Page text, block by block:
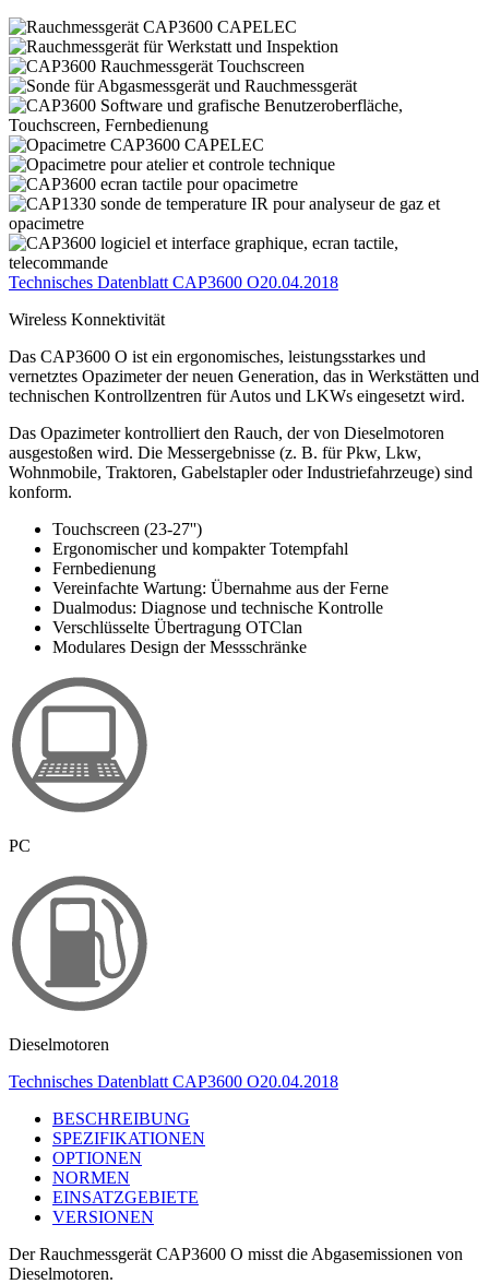
Technisches Datenblatt CAP3600 O20.04.2018
Wireless Konnektivität
Das CAP3600 O ist ein ergonomisches, leistungsstarkes und
vernetztes Opazimeter der neuen Generation, das in Werkstätten und
technischen Kontrollzentren für Autos und LKWs eingesetzt wird.
Das Opazimeter kontrolliert den Rauch, der von Dieselmotoren
ausgestoßen wird. Die Messergebnisse (z. B. für Pkw, Lkw,
Wohnmobile, Traktoren, Gabelstapler oder Industriefahrzeuge) sind
konform.
Touchscreen (23-27'')
Ergonomischer und kompakter Totempfahl
Fernbedienung
Vereinfachte Wartung: Übernahme aus der Ferne
Dualmodus: Diagnose und technische Kontrolle
Verschlüsselte Übertragung OTClan
Modulares Design der Messschränke
PC
Dieselmotoren
Technisches Datenblatt CAP3600 O20.04.2018
BESCHREIBUNG
SPEZIFIKATIONEN
OPTIONEN
NORMEN
EINSATZGEBIETE
VERSIONEN
Der Rauchmessgerät CAP3600 O misst die Abgasemissionen von
Dieselmotoren.